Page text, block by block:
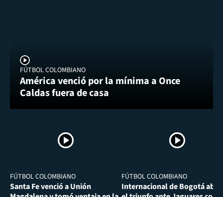
FÚTBOL COLOMBIANO
América venció por la mínima a Once
Caldas fuera de casa
FÚTBOL COLOMBIANO
Santa Fe venció a Unión
FÚTBOL COLOMBIANO
Internacional de Bogotá